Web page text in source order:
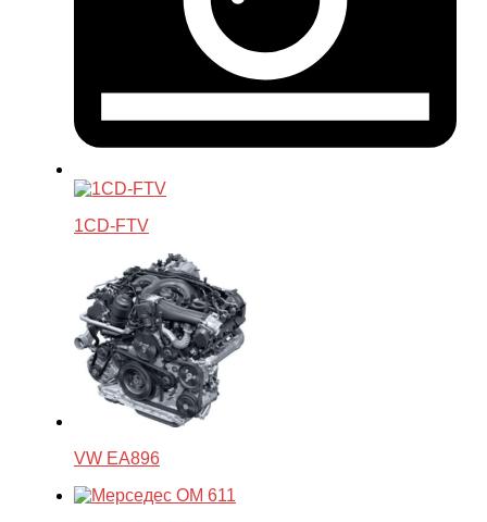
1CD-FTV
VW EA896